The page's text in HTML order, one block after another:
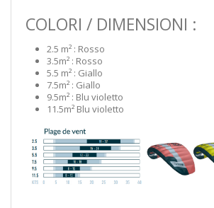
COLORI / DIMENSIONI :
2.5 m² : Rosso
3.5m² : Rosso
5.5 m² : Giallo
7.5m² : Giallo
9.5m² : Blu violetto
11.5m² Blu violetto